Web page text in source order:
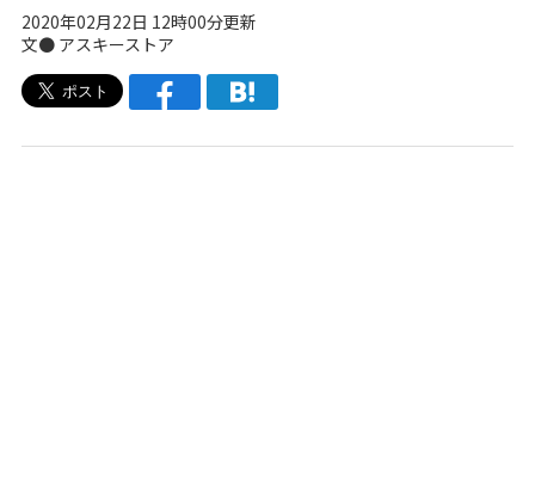
2020年02月22日 12時00分更新
文● アスキーストア